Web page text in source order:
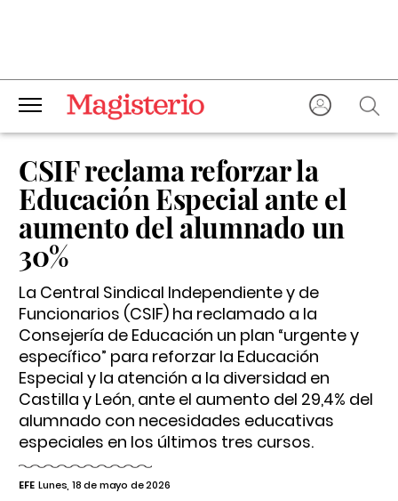
CSIF reclama reforzar la
Educación Especial ante el
aumento del alumnado un
30%
La Central Sindical Independiente y de
Funcionarios (CSIF) ha reclamado a la
Consejería de Educación un plan “urgente y
específico” para reforzar la Educación
Especial y la atención a la diversidad en
Castilla y León, ante el aumento del 29,4% del
alumnado con necesidades educativas
especiales en los últimos tres cursos.
EFE Lunes, 18 de mayo de 2026